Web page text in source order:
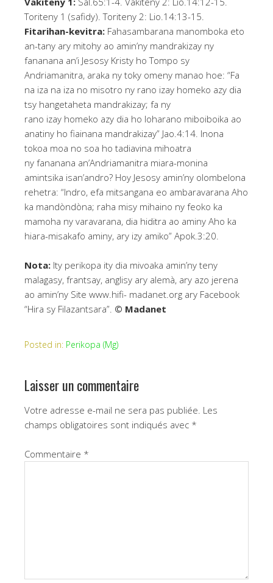
Toriteny 1 (safidy). Toriteny 2: Lio.14:13-15.
Fitarihan-kevitra: Fahasambarana manomboka eto
an-tany ary mitohy ao amin’ny mandrakizay ny
fananana an’i Jesosy Kristy ho Tompo sy
Andriamanitra, araka ny toky omeny manao hoe: “Fa
na iza na iza no misotro ny rano izay homeko azy dia
tsy hangetaheta mandrakizay; fa ny
rano izay homeko azy dia ho loharano miboiboika ao
anatiny ho fiainana mandrakizay” Jao.4:14. Inona
tokoa moa no soa ho tadiavina mihoatra
ny fananana an’Andriamanitra miara-monina
amintsika isan’andro? Hoy Jesosy amin’ny olombelona
rehetra: “Indro, efa mitsangana eo ambaravarana Aho
ka mandòndòna; raha misy mihaino ny feoko ka
mamoha ny varavarana, dia hiditra ao aminy Aho ka
hiara-misakafo aminy, ary izy amiko” Apok.3:20.
Nota: Ity perikopa ity dia mivoaka amin’ny teny
malagasy, frantsay, anglisy ary alemà, ary azo jerena
ao amin’ny Site www.hifi- madanet.org ary Facebook
“Hira sy Filazantsara”. © Madanet
Posted in: Perikopa (Mg)
Laisser un commentaire
Votre adresse e-mail ne sera pas publiée. Les
champs obligatoires sont indiqués avec *
Commentaire *